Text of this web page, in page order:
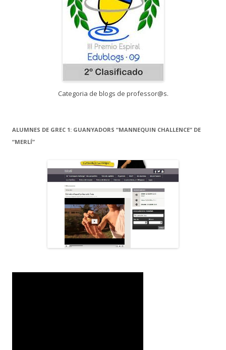
Categoria de blogs de professor@s.
ALUMNES DE GREC 1: GUANYADORS “MANNEQUIN CHALLENCE” DE
“MERLÍ”